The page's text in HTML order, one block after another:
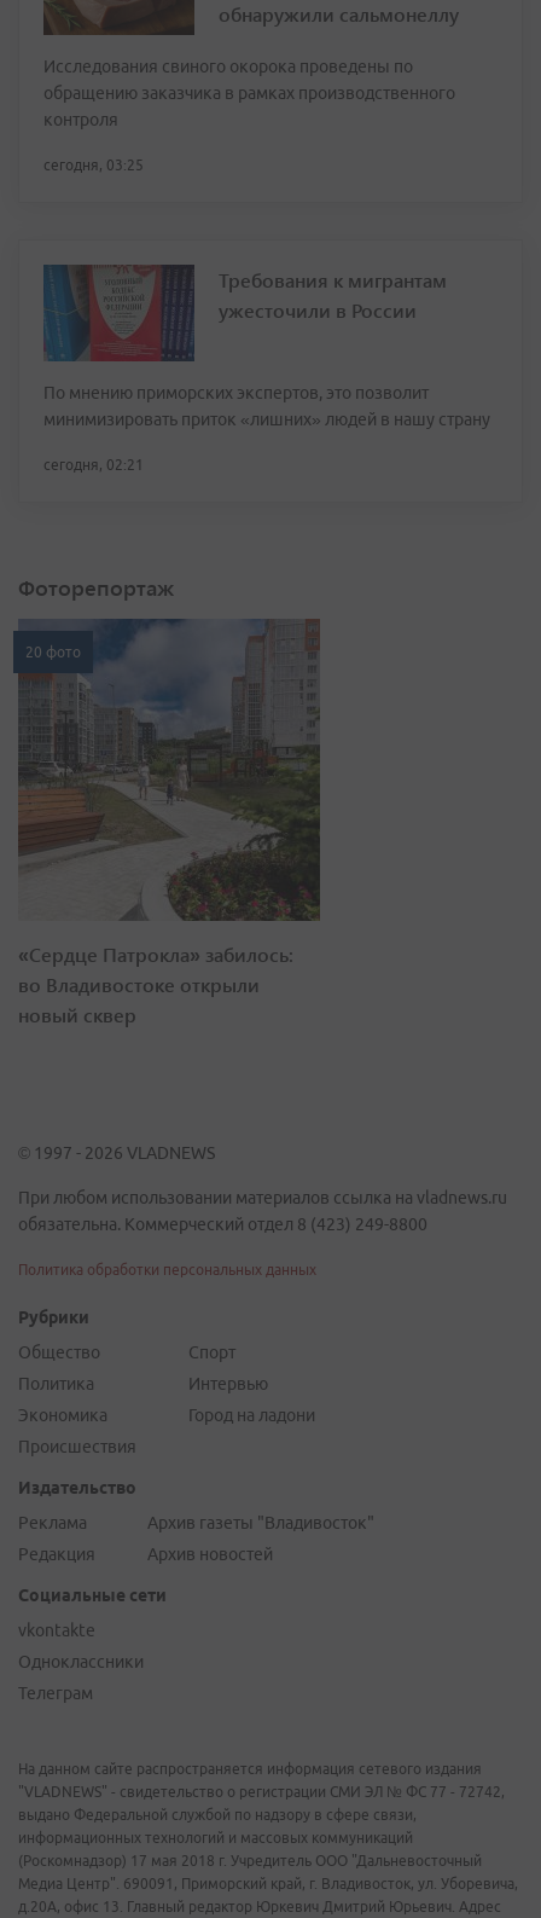
обнаружили сальмонеллу
Исследования свиного окорока проведены по
обращению заказчика в рамках производственного
контроля
сегодня, 03:25
Требования к мигрантам
ужесточили в России
По мнению приморских экспертов, это позволит
минимизировать приток «лишних» людей в нашу страну
сегодня, 02:21
Фоторепортаж
20 фото
«Сердце Патрокла» забилось:
во Владивостоке открыли
новый сквер
© 1997 - 2026 VLADNEWS
При любом использовании материалов ссылка на vladnews.ru
обязательна. Коммерческий отдел 8 (423) 249-8800
Политика обработки персональных данных
Рубрики
Общество
Политика
Экономика
Происшествия
Спорт
Интервью
Город на ладони
Издательство
Реклама
Редакция
Архив газеты "Владивосток"
Архив новостей
Социальные сети
vkontakte
Одноклассники
Телеграм
На данном сайте распространяется информация сетевого издания
"VLADNEWS" - свидетельство о регистрации СМИ ЭЛ № ФС 77 - 72742,
выдано Федеральной службой по надзору в сфере связи,
информационных технологий и массовых коммуникаций
(Роскомнадзор) 17 мая 2018 г. Учредитель ООО "Дальневосточный
Медиа Центр". 690091, Приморский край, г. Владивосток, ул. Уборевича,
д.20А, офис 13. Главный редактор Юркевич Дмитрий Юрьевич. Адрес